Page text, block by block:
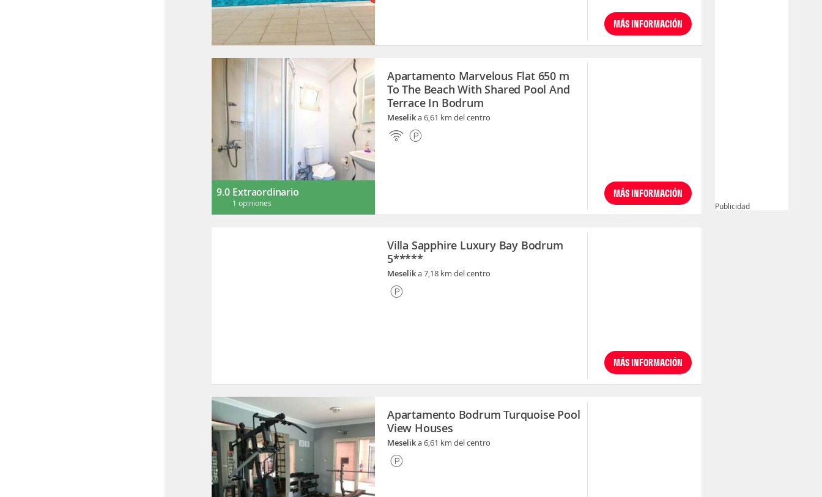
MÁS INFORMACIÓN
9.0 Extraordinario
1 opiniones
Apartamento Marvelous Flat 650 m
To The Beach With Shared Pool And
Terrace In Bodrum
Meselika 6,61 km del centro
MÁS INFORMACIÓN
Villa Sapphire Luxury Bay Bodrum
5*****
Meselika 7,18 km del centro
MÁS INFORMACIÓN
Apartamento Bodrum Turquoise Pool
View Houses
Meselika 6,61 km del centro
Publicidad